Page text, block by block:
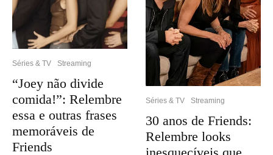
Séries & TV Streaming
“Joey não divide
comida!”: Relembre
essa e outras frases
memoráveis de
Friends
Séries & TV Streaming
30 anos de Friends:
Relembre looks